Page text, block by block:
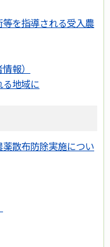
を指導される受入農
報）
地域に
散布防除実施につい